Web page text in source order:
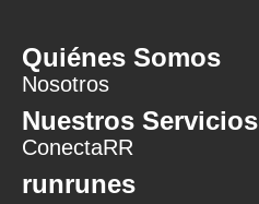
Quiénes Somos
Nosotros
Nuestros Servicios
ConectaRR
runrunes